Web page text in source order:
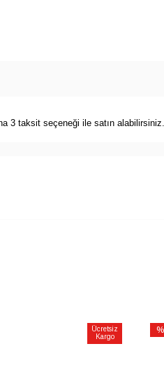
3 taksit seçeneği ile satın alabilirsiniz.
Ücretsiz
Kargo